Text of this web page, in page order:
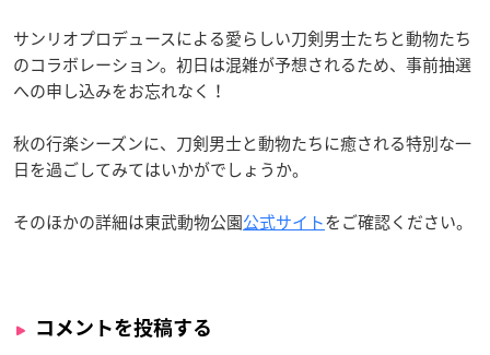
サンリオプロデュースによる愛らしい刀剣男士たちと動物たち
のコラボレーション。初日は混雑が予想されるため、事前抽選
への申し込みをお忘れなく！
秋の行楽シーズンに、刀剣男士と動物たちに癒される特別な一
日を過ごしてみてはいかがでしょうか。
そのほかの詳細は東武動物公園公式サイトをご確認ください。
コメントを投稿する